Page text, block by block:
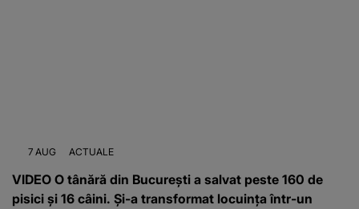
7 AUG ACTUALE
VIDEO O tânără din București a salvat peste 160 de
pisici și 16 câini. Și-a transformat locuința într-un